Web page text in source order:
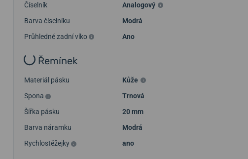
Číselník
Analogový
Barva číselníku
Modrá
Průhledné zadní víko
Ano
Řemínek
Materiál pásku
Kůže
Spona
Trnová
Šířka pásku
20 mm
Barva náramku
Modrá
Rychlostěžejky
ano